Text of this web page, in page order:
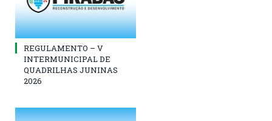
REGULAMENTO – V
INTERMUNICIPAL DE
QUADRILHAS JUNINAS
2026